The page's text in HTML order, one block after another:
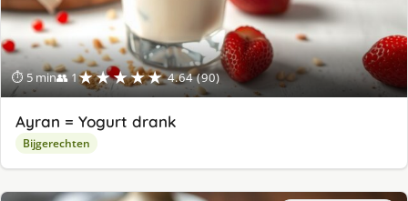
⏱ 5 min👥 1★★★★★ 4.64 (90)
Ayran = Yogurt drank
Bijgerechten